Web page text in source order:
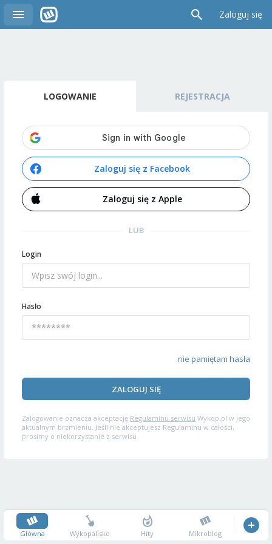
Zaloguj się
LOGOWANIE REJESTRACJA
Zaloguj się z Facebook
Zaloguj się z Apple
LUB
Login
Hasło
nie pamiętam hasła
ZALOGUJ SIĘ
Zalogowanie oznacza akceptację Regulaminu serwisu Wykop.pl w jego
aktualnym brzmieniu. Jeśli nie akceptujesz Regulaminu w całości,
prosimy o niekorzystanie z serwisu.
Główna Wykopalisko Hity Mikroblog